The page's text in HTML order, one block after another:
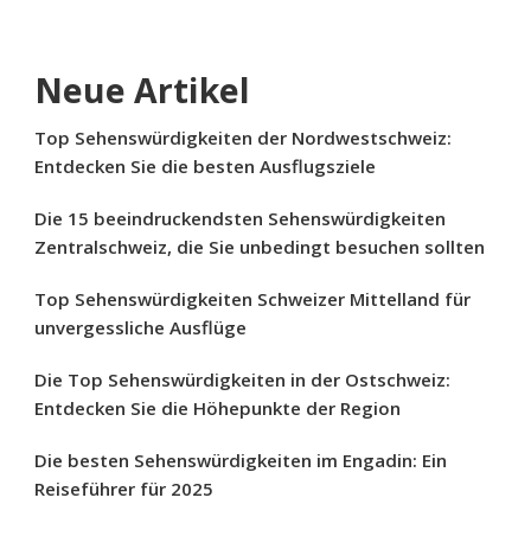
Neue Artikel
Top Sehenswürdigkeiten der Nordwestschweiz:
Entdecken Sie die besten Ausflugsziele
Die 15 beeindruckendsten Sehenswürdigkeiten
Zentralschweiz, die Sie unbedingt besuchen sollten
Top Sehenswürdigkeiten Schweizer Mittelland für
unvergessliche Ausflüge
Die Top Sehenswürdigkeiten in der Ostschweiz:
Entdecken Sie die Höhepunkte der Region
Die besten Sehenswürdigkeiten im Engadin: Ein
Reiseführer für 2025